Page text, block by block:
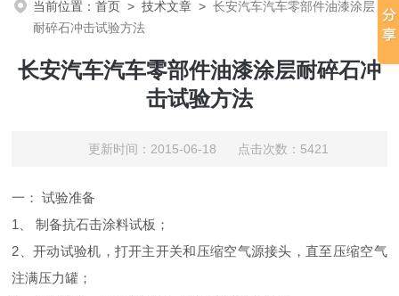
当前位置：首页 >技术文章 >长安汽车汽车零部件油漆涂层
耐碎石冲击试验方法
长安汽车汽车零部件油漆涂层耐碎石冲
击试验方法
更新时间：2015-06-18 点击次数：5421
一：
试验准备
1、
制备抗石击涂料试板；
2、开动试验机，打开主开关和压缩空气源接头，直至压缩空气
注满压力罐；